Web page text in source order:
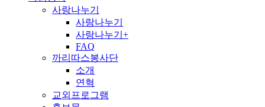
사랑나누기
사랑나누기
사랑나누기+
FAQ
까리따스봉사단
소개
연혁
교외프로그램